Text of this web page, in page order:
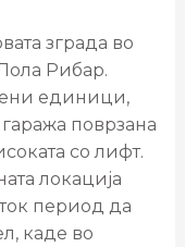
зграда во
Рибар.
единици,
поврзана
со лифт.
локација
период да
каде во